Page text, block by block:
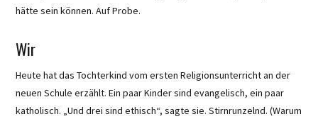
hätte sein können. Auf Probe.
Wir
Heute hat das Tochterkind vom ersten Religionsunterricht an der
neuen Schule erzählt. Ein paar Kinder sind evangelisch, ein paar
katholisch. „Und drei sind ethisch“, sagte sie. Stirnrunzelnd. (Warum